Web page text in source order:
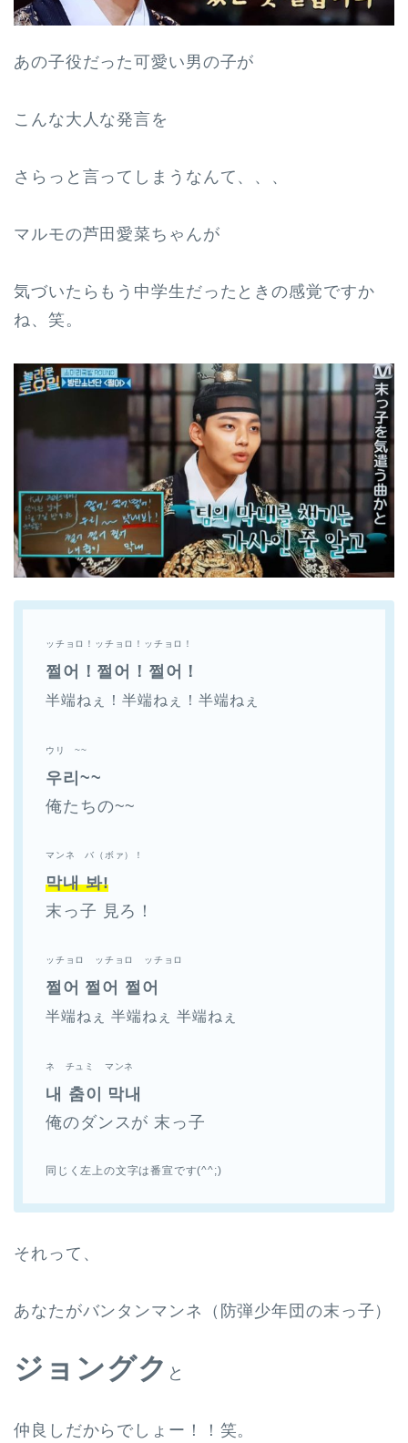
あの子役だった可愛い男の子が
こんな大人な発言を
さらっと言ってしまうなんて、、、
マルモの芦田愛菜ちゃんが
気づいたらもう中学生だったときの感覚ですか
ね、笑。
ッチョロ！ッチョロ！ッチョロ！
쩔어！쩔어！쩔어！
半端ねぇ！ 半端ねぇ！ 半端ねぇ
ウリ ~~
우리~~
俺たちの~~
マンネ バ（ボァ）！
막내 봐!
末っ子 見ろ！
ッチョロ ッチョロ ッチョロ
쩔어 쩔어 쩔어
半端ねぇ 半端ねぇ 半端ねぇ
ネ チュミ マンネ
내 춤이 막내
俺のダンスが 末っ子
同じく左上の文字は番宣です(^^;)
それって、
あなたがバンタンマンネ（防弾少年団の末っ子）
ジョングク と
仲良しだからでしょー！！笑。